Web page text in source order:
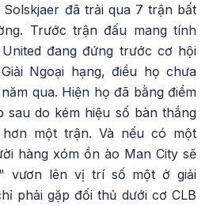
đã trải qua 7 trận bất
Trước trận đấu mang tính
đang đứng trước cơ hội
Ngoại hạng, điều họ chưa
qua. Hiện họ đã bằng điểm
sau do kém hiệu số bàn thắng
một trận. Và nếu có một
hàng xóm ồn ào Man City sẽ
vươn lên vị trí số một ở giải
phải gặp đối thủ dưới cơ CLB